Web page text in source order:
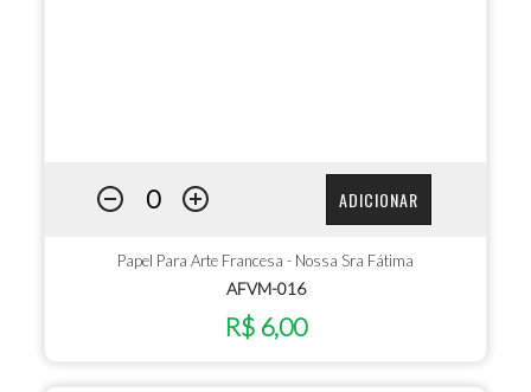
ADICIONAR
Papel Para Arte Francesa - Nossa Sra Fátima
AFVM-016
R$ 6,00